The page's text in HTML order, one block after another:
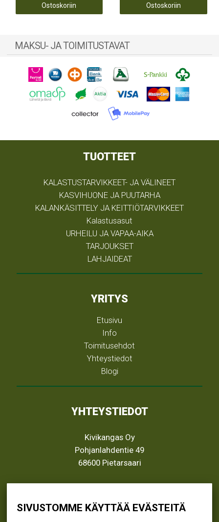
SIVUSTOMME KÄYTTÄÄ EVÄSTEITÄ
Ostoskoriin Ostoskoriin
MAKSU- JA TOIMITUSTAVAT
TUOTTEET
KALASTUSTARVIKKEET- JA VÄLINEET
KASVIHUONE JA PUUTARHA
KALANKÄSITTELY JA KEITTIÖTARVIKKEET
Kalastusasut
URHEILU JA VAPAA-AIKA
TARJOUKSET
LAHJAIDEAT
YRITYS
Etusivu
Info
Toimitusehdot
Yhteystiedot
Blogi
YHTEYSTIEDOT
Kivikangas Oy
Pohjanlahdentie 49
68600 Pietarsaari
(06) 781 2900